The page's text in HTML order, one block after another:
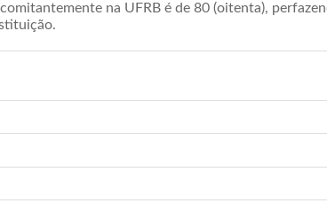
na UFRB é de 80 (oitenta),